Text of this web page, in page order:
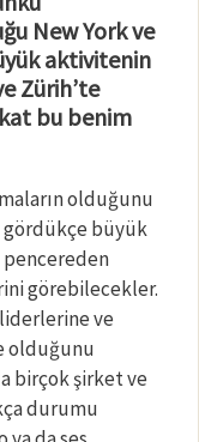
New York ve
aktivitenin
Zürih’te
bu benim
olduğunu
gördükçe büyük
görebilecekler.
ve
olduğunu
birçok şirket ve
durumu